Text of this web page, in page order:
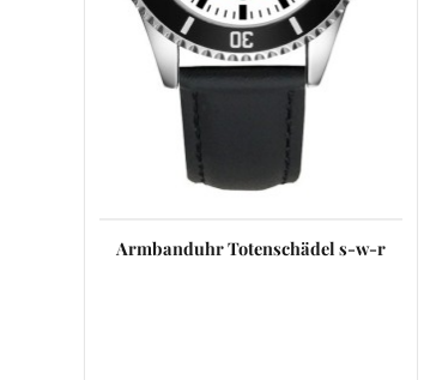
Armbanduhr Totenschädel s-w-r